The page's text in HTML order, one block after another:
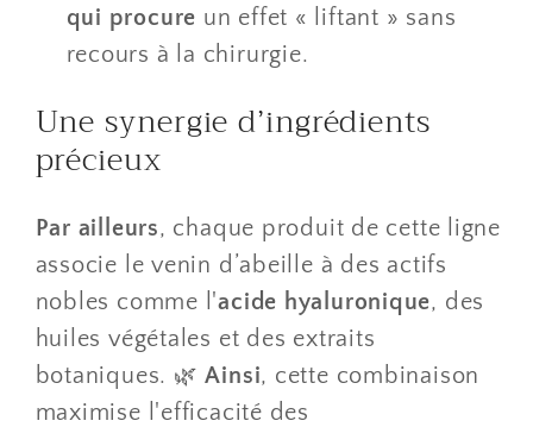
qui procure un effet « liftant » sans
recours à la chirurgie.
​Une synergie d’ingrédients
précieux
Par ailleurs, chaque produit de cette ligne
associe le venin d’abeille à des actifs
nobles comme l'acide hyaluronique, des
huiles végétales et des extraits
botaniques. 🌿 Ainsi, cette combinaison
maximise l'efficacité des